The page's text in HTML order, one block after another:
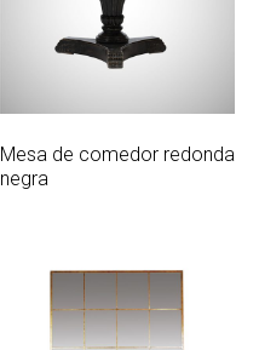
Mesa de comedor redonda
negra